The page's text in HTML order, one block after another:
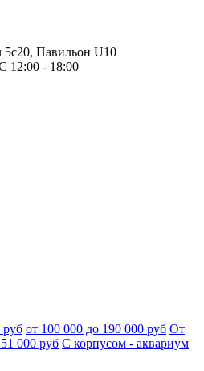
Павильон U10
12:00 - 18:00
руб от 100 000 до 190 000 руб От
000 руб С корпусом - аквариум